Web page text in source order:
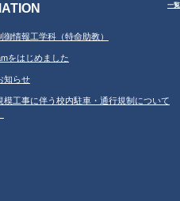
一覧
情報工学科（特命助教）
をはじめました
知らせ
模工事に伴う校内駐車・通行規制について